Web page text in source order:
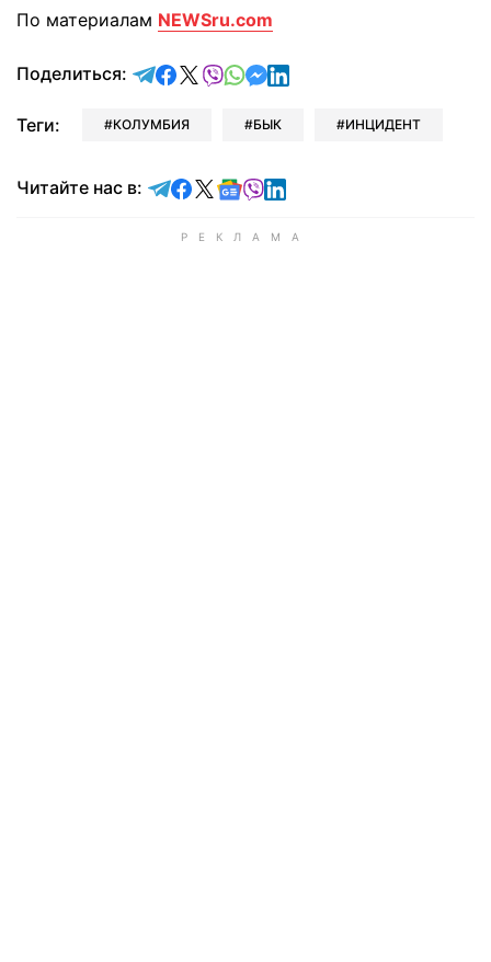
По материалам NEWSru.com
Поделиться: отправить в Telegram
поделиться в Facebook
поделиться в X
отправить в Viber
отправить в Whatsapp
отправить в Messenger
отправить в LinkedIn
Теги: КОЛУМБИЯ БЫК ИНЦИДЕНТ
Читайте нас в: Читайте в Telegram
Читайте в Facebook
Читайте в X
Читайте в Google news
Читайте в Viber
Читайте в LinkedIn